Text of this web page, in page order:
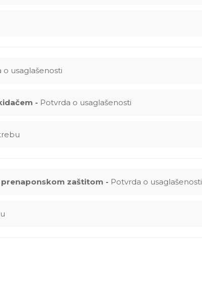
o usaglašenosti
- Potvrda o usaglašenosti
prenaponskom zaštitom - Potvrda o usaglašenosti